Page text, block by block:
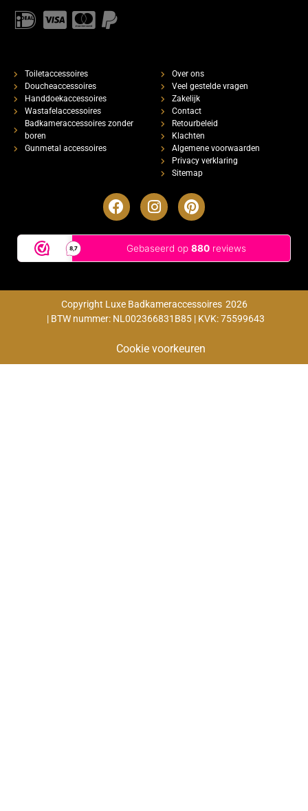
Toiletaccessoires
Doucheaccessoires
Handdoekaccessoires
Wastafelaccessoires
Badkameraccessoires zonder
boren
Gunmetal accessoires
Over ons
Veel gestelde vragen
Zakelijk
Contact
Retourbeleid
Klachten
Algemene voorwaarden
Privacy verklaring
Sitemap
Copyright Luxe Badkameraccessoires 2026
| BTW nummer: NL002366831B85 | KVK: 75599643
Cookie voorkeuren